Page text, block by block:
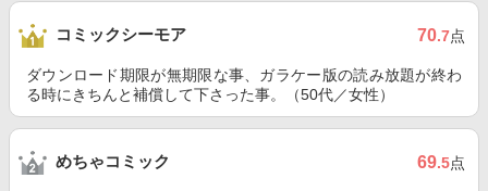
コミックシーモア 70.7点
ダウンロード期限が無期限な事、ガラケー版の読み放題が終わ
る時にきちんと補償して下さった事。（50代／女性）
めちゃコミック 69.5点